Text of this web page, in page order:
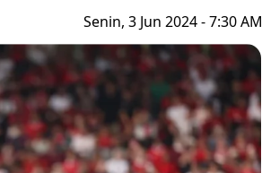
Senin, 3 Jun 2024 - 7:30 AM